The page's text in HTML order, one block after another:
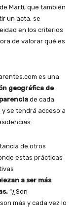
Martí, que también
un acta, se
en los criterios
de valorar qué es
es una
geográfica de
de cada
se tendrá acceso a
de otros
estas prácticas
a ser más
“¿Son
más y cada vez lo